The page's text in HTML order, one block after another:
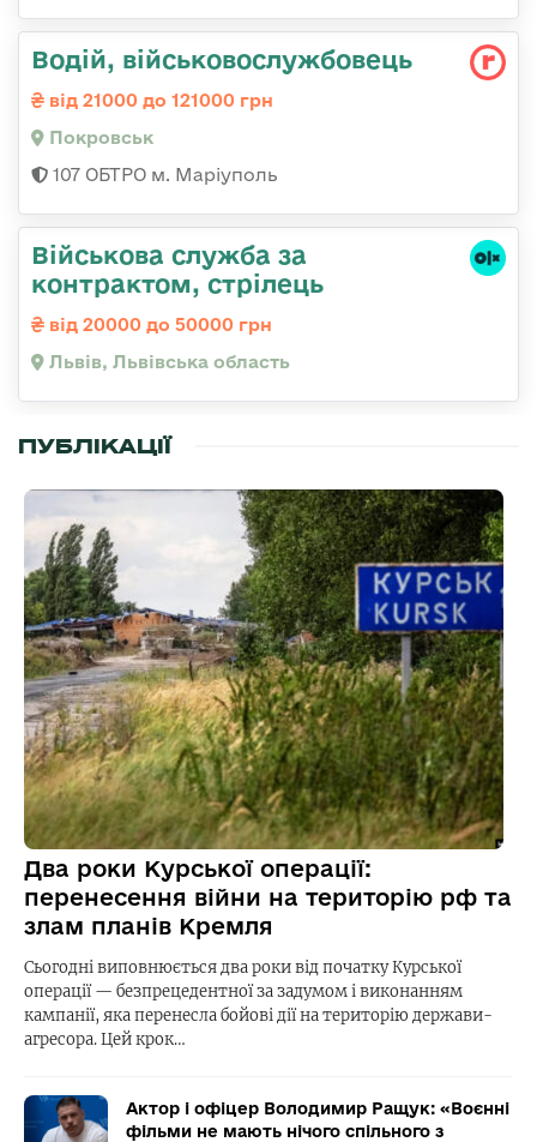
Водій, військовослужбовець
від 21000 до 121000 грн
Покровськ
107 ОБТРО м. Маріуполь
Військова служба за
контрактом, стрілець
від 20000 до 50000 грн
Львів, Львівська область
ПУБЛІКАЦІЇ
Два роки Курської операції:
перенесення війни на територію рф та
злам планів Кремля
Сьогодні виповнюється два роки від початку Курської
операції — безпрецедентної за задумом і виконанням
кампанії, яка перенесла бойові дії на територію держави-
агресора. Цей крок…
Актор і офіцер Володимир Ращук: «Воєнні
фільми не мають нічого спільного з